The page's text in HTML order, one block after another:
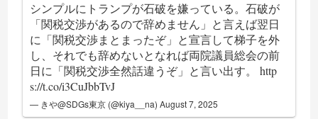
シンプルにトランプが石破を嫌っている。石破が
「関税交渉があるので辞めません」と言えば翌日
に「関税交渉まとまったぞ」と宣言して梯子を外
し、それでも辞めないとなれば両院議員総会の前
日に「関税交渉全然話違うぞ」と言い出す。http
s://t.co/i3CuJbbTvJ
— きや@SDGs東京 (@kiya__na)August 7, 2025